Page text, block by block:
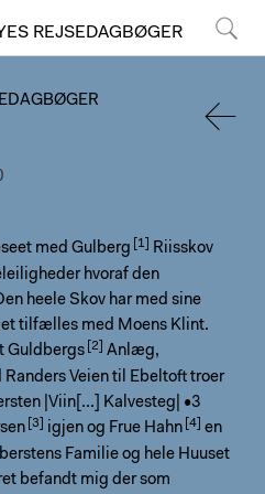
REJSEDAGBØGER
med Gulberg
Riisskov
hvoraf den
heele Skov har med sine
tilfælles med Moens Klint.
Guldbergs
Anlæg,
Randers Veien til Ebeltoft troer
|Viin[...] Kalvesteg| •3
igjen og Frue Hahn
en
Familie og hele Huuset
befandt mig der som